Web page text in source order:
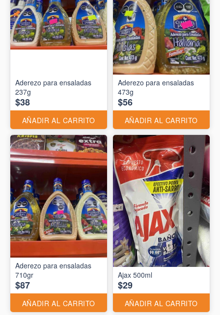
Aderezo para ensaladas
237g
$38
AÑADIR AL CARRITO
Aderezo para ensaladas
473g
$56
AÑADIR AL CARRITO
Aderezo para ensaladas
710gr
$87
AÑADIR AL CARRITO
Ajax 500ml
$29
AÑADIR AL CARRITO